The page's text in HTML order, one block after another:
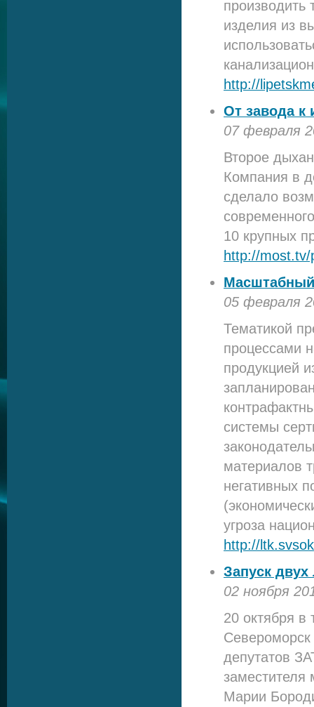
производить
изделия из
http://
От завода к
07 февраля
Второе
Компания в
сделало
10 крупных
http://
05 февраля
Тематикой
процессами
продукцией
системы
материалов
негативных
угроза
http://
Запуск
02 ноября
20 октября в
депутатов
заместителя
Марии